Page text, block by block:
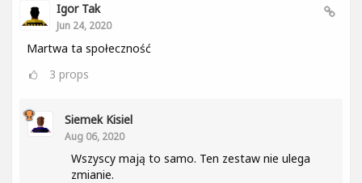
Igor Tak
Jun 24, 2020
Martwa ta społeczność
3 props
Siemek Kisiel
Aug 06, 2020
Wszyscy mają to samo. Ten zestaw nie ulega
zmianie.